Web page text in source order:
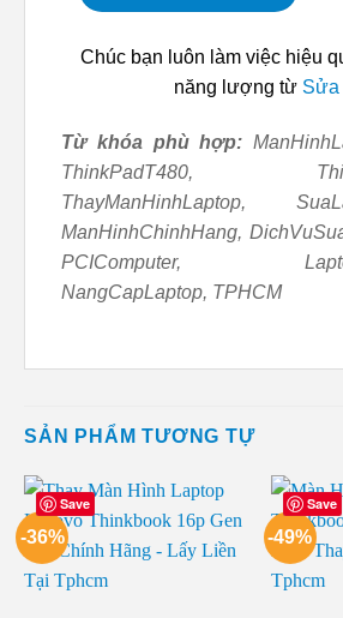
Chúc bạn luôn làm việc hiệu
năng lượng từ Sửa
Từ khóa phù hợp:
ThinkPadT480,
ThayManHinhLaptop,
ManHinhChinhHang,
PCIComputer,
NangCapLaptop, TPHCM
SẢN PHẨM TƯƠNG TỰ
Save
-36%
Save
-49%